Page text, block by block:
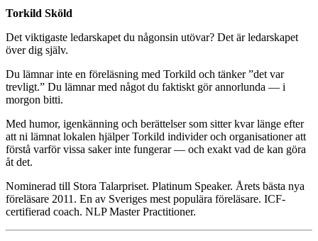
Torkild Sköld
Det viktigaste ledarskapet du någonsin utövar? Det är ledarskapet
över dig själv.
Du lämnar inte en föreläsning med Torkild och tänker ”det var
trevligt.” Du lämnar med något du faktiskt gör annorlunda — i
morgon bitti.
Med humor, igenkänning och berättelser som sitter kvar länge efter
att ni lämnat lokalen hjälper Torkild individer och organisationer att
förstå varför vissa saker inte fungerar — och exakt vad de kan göra
åt det.
Nominerad till Stora Talarpriset. Platinum Speaker. Årets bästa nya
föreläsare 2011. En av Sveriges mest populära föreläsare. ICF-
certifierad coach. NLP Master Practitioner.